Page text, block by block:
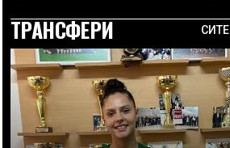
ТРАНСФЕРИ СИТЕ